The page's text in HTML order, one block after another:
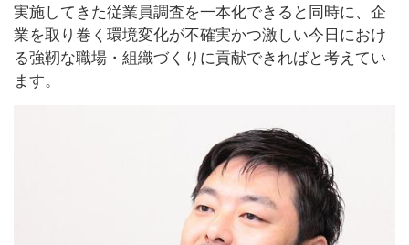
実施してきた従業員調査を一本化できると同時に、企
業を取り巻く環境変化が不確実かつ激しい今日におけ
る強靭な職場・組織づくりに貢献できればと考えてい
ます。